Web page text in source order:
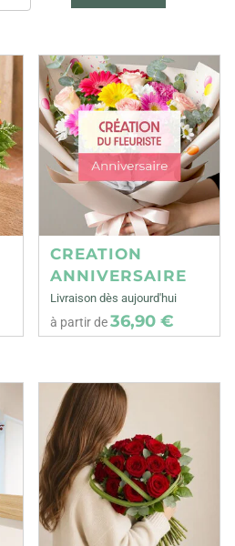
CREATION
ANNIVERSAIRE
Livraison dès aujourd'hui
à partir de36,90 €